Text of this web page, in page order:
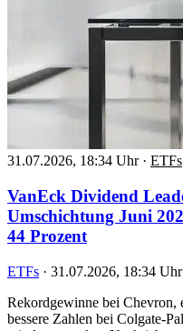
31.07.2026, 18:34 Uhr · ETFs
VanEck Dividend
Umschichtung Juni
44 Prozent
ETFs · 31.07.2026, 18:34 Uhr
Rekordgewinne bei Chevron,
bessere Zahlen bei Colgate-